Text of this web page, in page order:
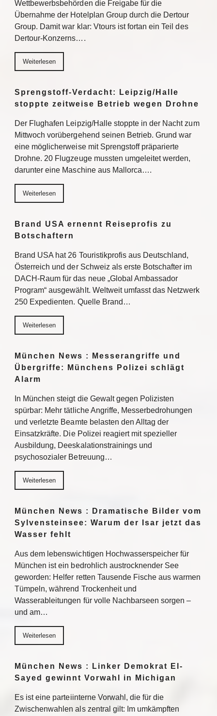
Wettbewerbsbehörden die Freigabe für die
Übernahme der Hotelplan Group durch die Dertour
Group. Damit war klar: Vtours ist fortan ein Teil des
Dertour-Konzerns….
Weiterlesen
Sprengstoff-Verdacht: Leipzig/Halle
stoppte zeitweise Betrieb wegen Drohne
Der Flughafen Leipzig/Halle stoppte in der Nacht zum
Mittwoch vorübergehend seinen Betrieb. Grund war
eine möglicherweise mit Sprengstoff präparierte
Drohne. 20 Flugzeuge mussten umgeleitet werden,
darunter eine Maschine aus Mallorca….
Weiterlesen
Brand USA ernennt Reiseprofis zu
Botschaftern
Brand USA hat 26 Touristikprofis aus Deutschland,
Österreich und der Schweiz als erste Botschafter im
DACH-Raum für das neue „Global Ambassador
Program“ ausgewählt. Weltweit umfasst das Netzwerk
250 Expedienten. Quelle Brand…
Weiterlesen
München News : Messerangriffe und
Übergriffe: Münchens Polizei schlägt
Alarm
In München steigt die Gewalt gegen Polizisten
spürbar: Mehr tätliche Angriffe, Messerbedrohungen
und verletzte Beamte belasten den Alltag der
Einsatzkräfte. Die Polizei reagiert mit spezieller
Ausbildung, Deeskalationstrainings und
psychosozialer Betreuung…
Weiterlesen
München News : Dramatische Bilder vom
Sylvensteinsee: Warum der Isar jetzt das
Wasser fehlt
Aus dem lebenswichtigen Hochwasserspeicher für
München ist ein bedrohlich austrocknender See
geworden: Helfer retten Tausende Fische aus warmen
Tümpeln, während Trockenheit und
Wasserableitungen für volle Nachbarseen sorgen –
und am…
Weiterlesen
München News : Linker Demokrat El-
Sayed gewinnt Vorwahl in Michigan
Es ist eine parteiinterne Vorwahl, die für die
Zwischenwahlen als zentral gilt: Im umkämpften